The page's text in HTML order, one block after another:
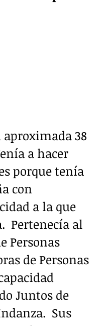
aproximada 38
a hacer
porque tenía
con
a la que
Pertenecía al
Personas
de Personas
Juntos de
Sus